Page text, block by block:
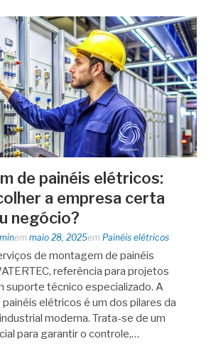
de painéis elétricos:
a empresa certa
negócio?
em maio 28, 2025em Painéis elétricos
de montagem de painéis
referência para projetos
suporte técnico especializado. A
elétricos é um dos pilares da
moderna. Trata-se de um
para garantir o controle,…